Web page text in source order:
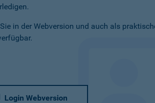
in der Webversion und auch als
Login Webversion